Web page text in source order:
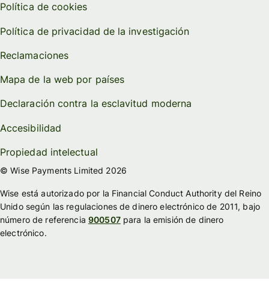
Política de cookies
Política de privacidad de la investigación
Reclamaciones
Mapa de la web por países
Declaración contra la esclavitud moderna
Accesibilidad
Propiedad intelectual
© Wise Payments Limited 2026
Wise está autorizado por la Financial Conduct Authority del Reino
Unido según las regulaciones de dinero electrónico de 2011, bajo
número de referencia 900507para la emisión de dinero
electrónico.